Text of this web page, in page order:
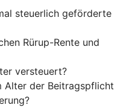
steuerlich geförderte
Rürup-Rente und
versteuert?
Alter der Beitragspflicht